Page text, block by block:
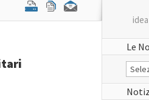
Le
Le
del
sito